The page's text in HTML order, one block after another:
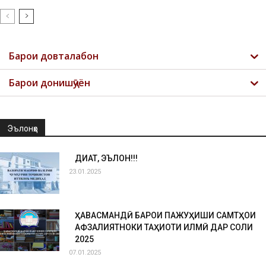
Барои довталабон
Барои донишҷӯён
Эълонҳо
ДИҚҚАТ, ЭЪЛОН!!!
23.01.2025
ҲАВАСМАНДӢ БАРОИ ПАЖУҲИШИ САМТҲОИ
АФЗАЛИЯТНОКИ ТАҲҚИҚОТИ ИЛМӢ ДАР СОЛИ
2025
07.01.2025